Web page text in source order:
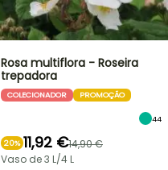
Rosa multiflora - Roseira
trepadora
COLECIONADOR PROMOÇÃO
44
20% 11,92 €14,90 €
Vaso de 3 L/4 L